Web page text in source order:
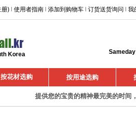
册) 使用者指南 添加到购物车 订货送货询问 我
Korea
按花材选购 按用途选购
提供您的宝贵的精神最完美的时间